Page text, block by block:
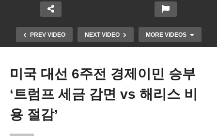
PREV VIDEO NEXT VIDEO MORE VIDEOS
미국 대선 6주전 경제이민 승부
‘트럼프 세금 감면 vs 해리스 비
용 절감’